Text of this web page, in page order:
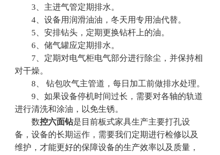
3、主进气管定期排水。
4、设备用润滑油油，冬天用专用油代替。
5、安排钻头，定期更换钻杆上的油。
6、储气罐应定期排水。
7、定期对电气柜电气部分进行除尘，并保持相
对干燥。
8、 钻包吹气主管道，每日加工前做排水处理。
9、如果设备停机时间过长，需要对各轴的轨道
进行清洗和涂油，以免生锈。
数控六面钻是目前板式家具生产主要打孔设
备，设备的长期运作，需要我们定期进行检修以及
维护，才能更好的保障设备的生产效率以及质量，